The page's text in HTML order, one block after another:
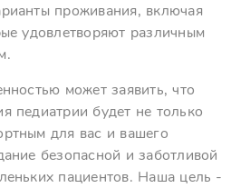
проживания, включая
удовлетворяют различным
может заявить, что
педиатрии будет не только
для вас и вашего
безопасной и заботливой
пациентов. Наша цель -